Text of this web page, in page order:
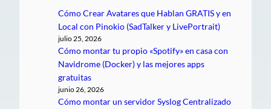
Cómo Crear Avatares que Hablan GRATIS y en
Local con Pinokio (SadTalker y LivePortrait)
julio 25, 2026
Cómo montar tu propio «Spotify» en casa con
Navidrome (Docker) y las mejores apps
gratuitas
junio 26, 2026
Cómo montar un servidor Syslog Centralizado